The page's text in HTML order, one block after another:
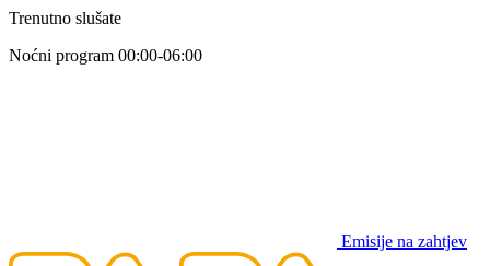
Trenutno slušate
Noćni program 00:00-06:00
Emisije na zahtjev